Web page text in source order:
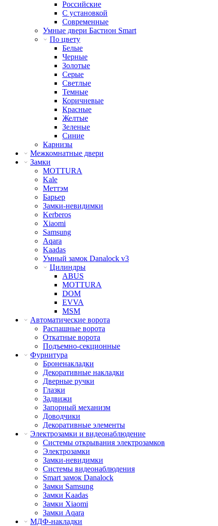
Российские
С установкой
Современные
Умные двери Бастион Smart
По цвету
Белые
Черные
Золотые
Серые
Светлые
Темные
Коричневые
Красные
Желтые
Зеленые
Синие
Карнизы
Межкомнатные двери
Замки
MOTTURA
Kale
Меттэм
Барьер
Замки-невидимки
Kerberos
Xiaomi
Samsung
Aqara
Kaadas
Умный замок Danalock v3
Цилиндры
ABUS
MOTTURA
DOM
EVVA
MSM
Автоматические ворота
Распашные ворота
Откатные ворота
Подъемно-секционные
Фурнитура
Броненакладки
Декоративные накладки
Дверные ручки
Глазки
Задвижи
Запорный механизм
Доводчики
Декоративные элементы
Электрозамки и видеонаблюдение
Системы открывания электрозамков
Электрозамки
Замки-невидимки
Системы видеонаблюдения
Smart замок Danalock
Замки Samsung
Замки Kaadas
Замки Xiaomi
Замки Aqara
МДФ-накладки